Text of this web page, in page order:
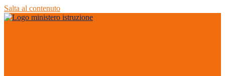
Salta al contenuto